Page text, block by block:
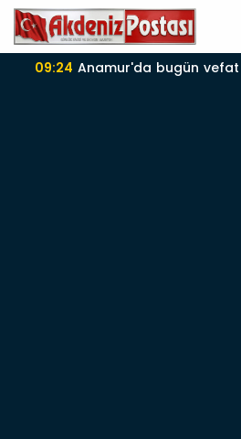
09:22 Anamur’da 10-08-